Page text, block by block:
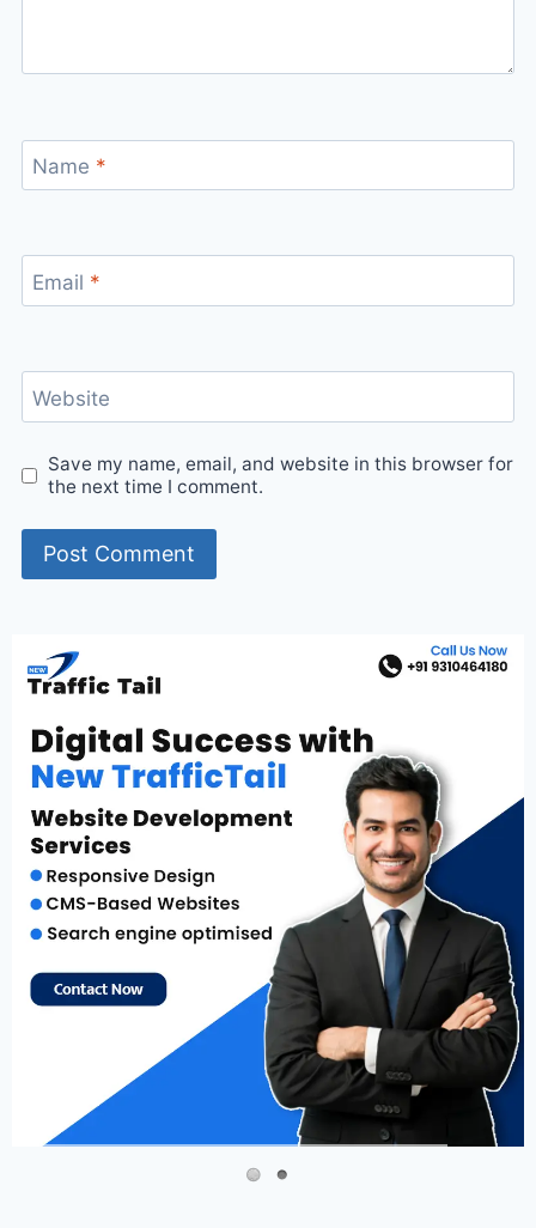
Name *
Email *
Website
Save my name, email, and website in this browser for
the next time I comment.